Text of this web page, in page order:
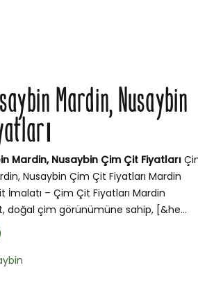
Mardin, Nusaybin
Mardin, Nusaybin Çim Çit Fiyatları
Nusaybin Çim Çit Fiyatları Mardin
İmalatı – Çim Çit Fiyatları Mardin
doğal çim görünümüne sahip, [&he...